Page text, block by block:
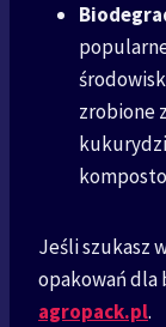
zrobione
Jeśli szukasz
opakowań dla
agropack.pl.